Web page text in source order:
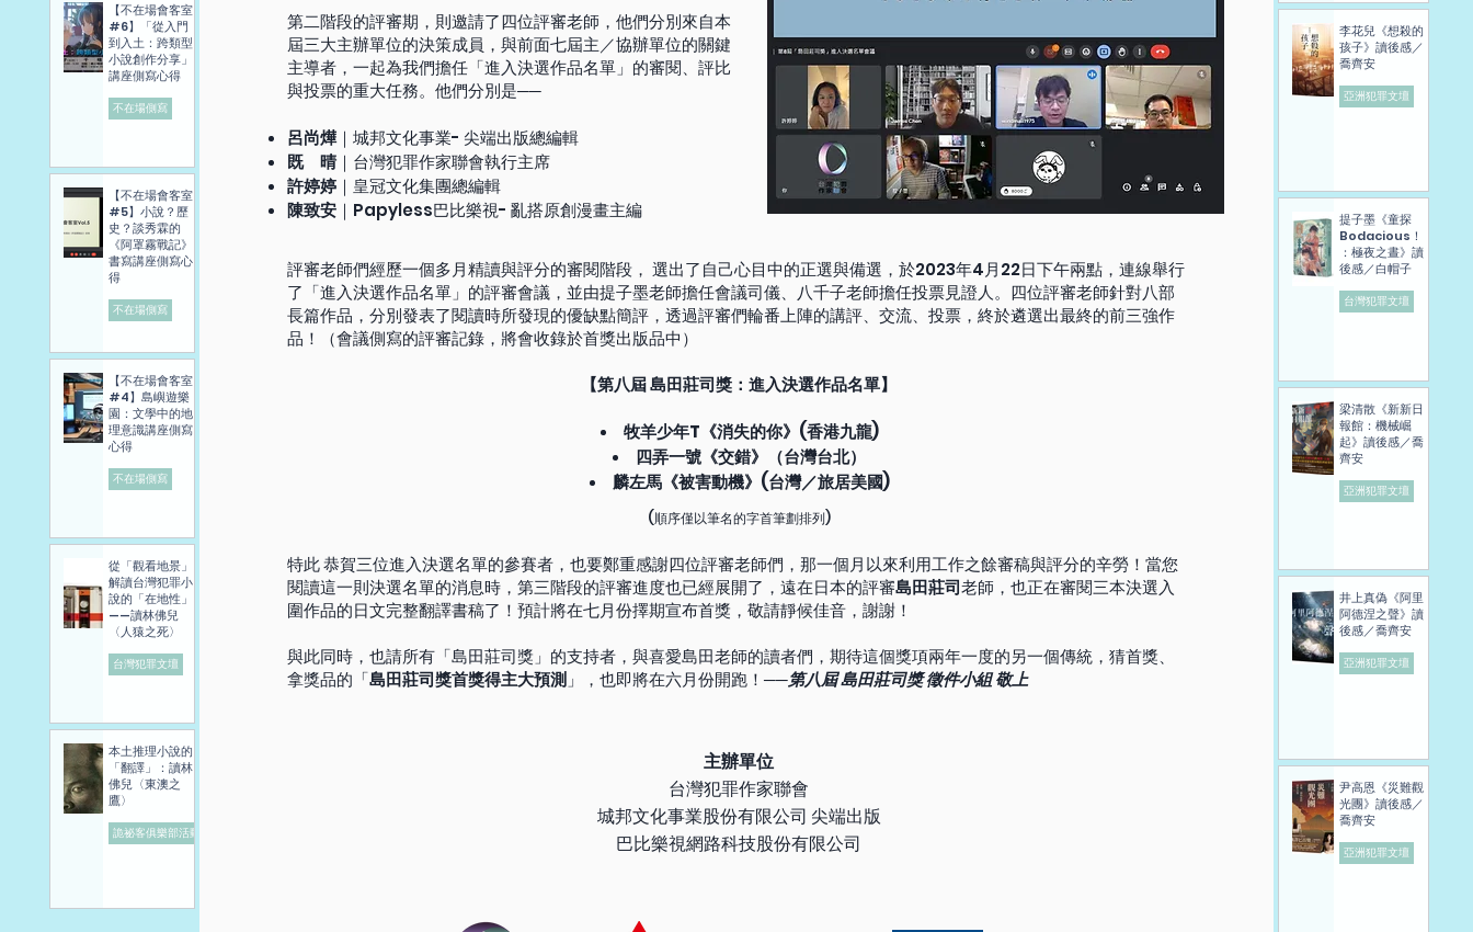
第二階段的評審期，則邀請了四位評審老師，他們分別來自本
屆三大主辦單位的決策成員，與前面七屆主／協辦單位的關鍵
主導者，一起為我們擔任「進入決選作品名單」的審閱、評比
與投票的重大任務。他們分別是──
呂尚燁｜城邦文化事業- 尖端出版總編輯
既 晴 ｜台灣犯罪作家聯會執行主席
許婷婷 ｜皇冠文化集團總編輯
陳致安 ｜Papyless巴比樂視- 亂搭原創漫畫主編
評審老師們經歷一個多月精讀與評分的審閱階段， 選出了自己心目中的正選與備選，於2023年4月22日下午兩點，連線舉行
了「進入決選作品名單」的評審會議，並由提子墨老師擔任會議司儀、八千子老師擔任投票見證人。四位評審老師針對八部
長篇作品，分別發表了閱讀時所發現的優缺點簡評，透過評審們輪番上陣的講評、交流、投票，終於遴選出最終的前三強作
品！（會議側寫的評審記錄，將會收錄於首獎出版品中）
【第八屆 島田莊司獎：進入決選作品名單】
牧羊少年T《消失的你》(香港九龍)
四弄一號《交錯》（台灣台北）
麟左馬《被害動機》(台灣／旅居美國)
(順序僅以筆名的字首筆劃排列)
特此 恭賀三位進入決選名單的參賽者，也要鄭重感謝四位評審老師們，那一個月以來利用工作之餘審稿與評分的辛勞！當您
閱讀這一則決選名單的消息時，第三階段的評審進度也已經展開了，遠在日本的評審島田莊司老師，也正在審閱三本決選入
圍作品的日文完整翻譯書稿了！預計將在七月份擇期宣布首獎，敬請靜候佳音，謝謝！
與此同時，也請所有「島田莊司獎」的支持者，與喜愛島田老師的讀者們，期待這個獎項兩年一度的另一個傳統，猜首獎、
拿獎品的「島田莊司獎首獎得主大預測 」，也即將在六月份開跑！ ──第八屆 島田莊司獎 徵件小組 敬上
主辦單位
台灣犯罪作家聯會
城邦文化事業股份有限公司 尖端出版
巴比樂視網路科技股份有限公司
【不在場會客室
#6】「從入門
到入土：跨類型
小說創作分享」
講座側寫心得
不在場側寫
【不在場會客室
#5】小說？歷
史？談秀霖的
《阿罩霧戰記》
書寫講座側寫心
得
不在場側寫
【不在場會客室
#4】島嶼遊樂
園：文學中的地
理意識講座側寫
心得
不在場側寫
從「觀看地景」
解讀台灣犯罪小
說的「在地性」
——讀林佛兒
〈人猿之死〉
台灣犯罪文壇
本土推理小說的
「翻譯」：讀林
佛兒〈東澳之
鷹〉
詭祕客俱樂部活動
李花兒《想殺的
孩子》讀後感／
喬齊安
亞洲犯罪文壇
提子墨《童探
Bodacious！
：極夜之晝》讀
後感／白帽子
台灣犯罪文壇
梁清散《新新日
報館：機械崛
起》讀後感／喬
齊安
亞洲犯罪文壇
井上真偽《阿里
阿德涅之聲》讀
後感／喬齊安
亞洲犯罪文壇
尹高恩《災難觀
光團》讀後感／
喬齊安
亞洲犯罪文壇